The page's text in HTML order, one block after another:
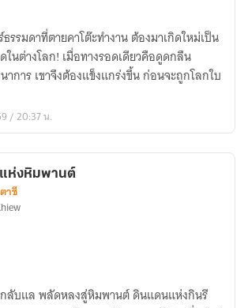
รรมดาที่ตายคาโต๊ะทำงาน ต้องมาเกิดใหม่เป็น
นต่างโลก! เมื่อทางรอดเดียวคือดูดกลืน
าร เขาจึงต้องแข็งแกร่งขึ้น ก่อนจะถูกโลกใบ
/ 20:37 น.
แห่งหิมพานต์
าซี
ลับแล พลัดหลงสู่หิมพานต์ ดินแดนแห่งกินรี